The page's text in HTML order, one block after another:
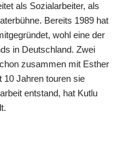
als Sozialarbeiter, als
Bereits 1989 hat
wohl eine der
in Deutschland. Zwei
zusammen mit Esther
10 Jahren touren sie
entstand, hat Kutlu